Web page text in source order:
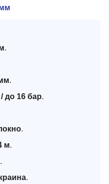
.
.
/ до 16 бар.
.
м.
.
.